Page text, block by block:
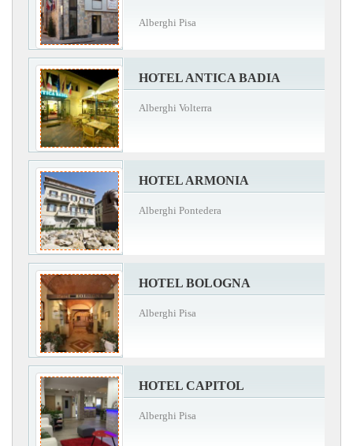
Alberghi Pisa
HOTEL ANTICA BADIA
Alberghi Volterra
HOTEL ARMONIA
Alberghi Pontedera
HOTEL BOLOGNA
Alberghi Pisa
HOTEL CAPITOL
Alberghi Pisa